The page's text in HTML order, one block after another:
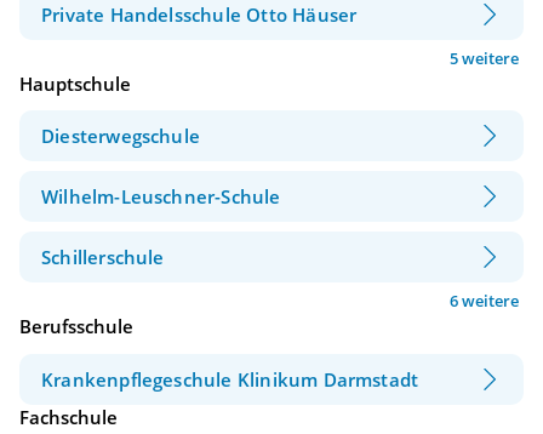
Private Handelsschule Otto Häuser
5 weitere
Hauptschule
Diesterwegschule
Wilhelm-Leuschner-Schule
Schillerschule
6 weitere
Berufsschule
Krankenpflegeschule Klinikum Darmstadt
Fachschule